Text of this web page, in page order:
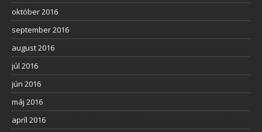
október 2016
september 2016
august 2016
júl 2016
jún 2016
máj 2016
apríl 2016